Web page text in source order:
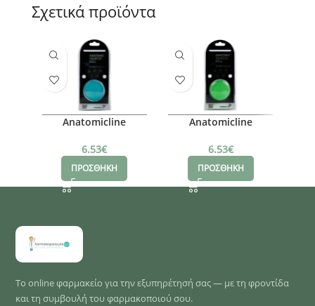
Σχετικά προϊόντα
Anatomicline
Χειρός Μπλέ 6104/
Firm
6.53€
ΠΡΟΣΘΗΚΗ
Anatomicline
6.53€
ΠΡΟΣΘΗΚΗ
Το online φαρμακείο για την εξυπηρέτησή σας — με τη φροντίδα
και τη συμβουλή του φαρμακοποιού σου.